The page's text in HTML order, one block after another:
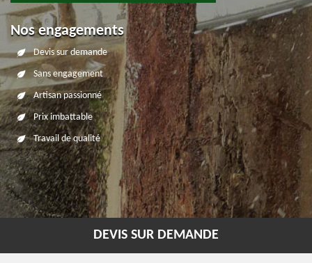
Nos engagements
Devis sur demande
Sans engagement
Artisan passionné
Prix imbattable
Travail de qualité
DEVIS SUR DEMANDE